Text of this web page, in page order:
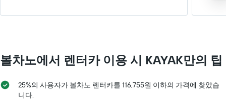
축
습
니
볼차노​에서 렌터카 이용 시 KAYAK만의 팁
25%의 사용자가 볼차노 렌터카를 116,755원 이하의 가격에 찾았습
니다.